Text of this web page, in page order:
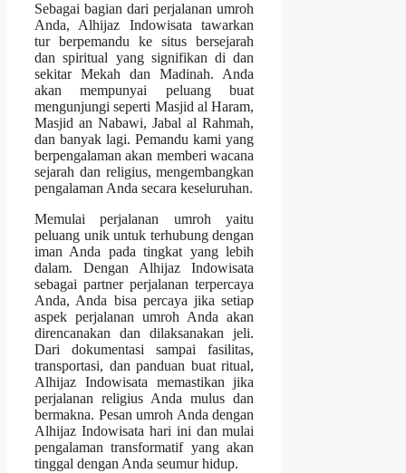
Sebagai bagian dari perjalanan umroh
Anda, Alhijaz Indowisata tawarkan
tur berpemandu ke situs bersejarah
dan spiritual yang signifikan di dan
sekitar Mekah dan Madinah. Anda
akan mempunyai peluang buat
mengunjungi seperti Masjid al Haram,
Masjid an Nabawi, Jabal al Rahmah,
dan banyak lagi. Pemandu kami yang
berpengalaman akan memberi wacana
sejarah dan religius, mengembangkan
pengalaman Anda secara keseluruhan.
Memulai perjalanan umroh yaitu
peluang unik untuk terhubung dengan
iman Anda pada tingkat yang lebih
dalam. Dengan Alhijaz Indowisata
sebagai partner perjalanan terpercaya
Anda, Anda bisa percaya jika setiap
aspek perjalanan umroh Anda akan
direncanakan dan dilaksanakan jeli.
Dari dokumentasi sampai fasilitas,
transportasi, dan panduan buat ritual,
Alhijaz Indowisata memastikan jika
perjalanan religius Anda mulus dan
bermakna. Pesan umroh Anda dengan
Alhijaz Indowisata hari ini dan mulai
pengalaman transformatif yang akan
tinggal dengan Anda seumur hidup.